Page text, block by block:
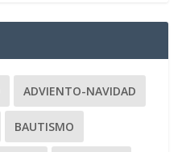
ADVIENTO-NAVIDAD
BAUTISMO